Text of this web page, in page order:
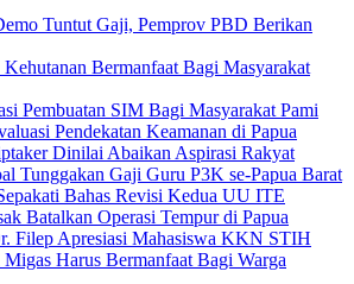
Tuntut Gaji, Pemprov PBD Berikan
Bermanfaat Bagi Masyarakat
Pembuatan SIM Bagi Masyarakat Pami
Pendekatan Keamanan di Papua
Dinilai Abaikan Aspirasi Rakyat
Tunggakan Gaji Guru P3K se-Papua Barat
Bahas Revisi Kedua UU ITE
Batalkan Operasi Tempur di Papua
Filep Apresiasi Mahasiswa KKN STIH
Migas Harus Bermanfaat Bagi Warga